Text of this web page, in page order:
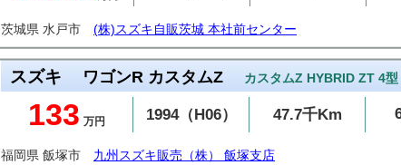
茨城県 水戸市 (株)スズキ自販茨城 本社前センター
スズキ ワゴンR カスタムZ カスタムZ HYBRID ZT 4型
133 万円 1994（H06） 47.7千Km
福岡県 飯塚市 九州スズキ販売（株） 飯塚支店